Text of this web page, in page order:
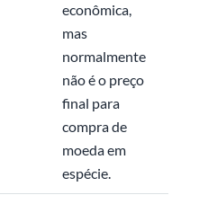
econômica,
mas
normalmente
não é o preço
final para
compra de
moeda em
espécie.